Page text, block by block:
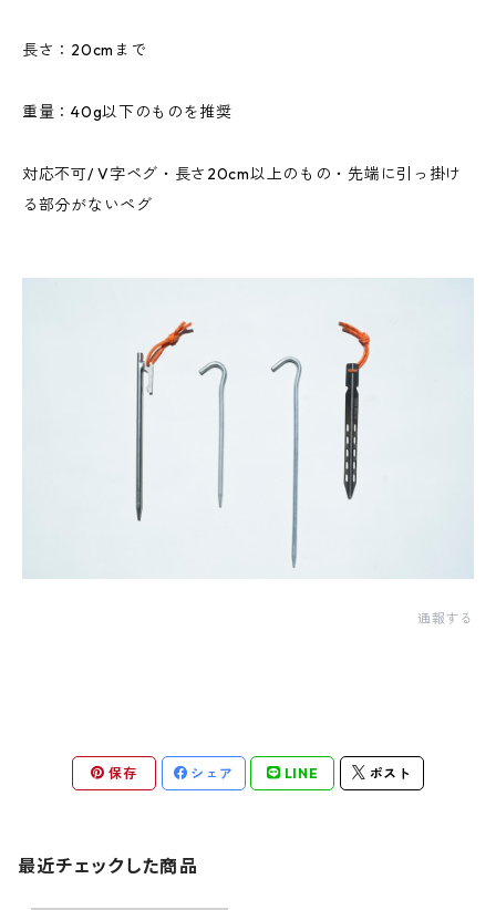
長さ：20cmまで
重量：40g以下のものを推奨
対応不可/ V字ペグ・長さ20cm以上のもの・先端に引っ掛け
る部分がないペグ
通報する
保存 シェア LINE ポスト
最近チェックした商品